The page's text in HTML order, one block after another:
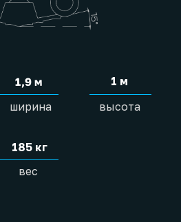
1 м
ширина
1,9 м
высота
185 кг
вес